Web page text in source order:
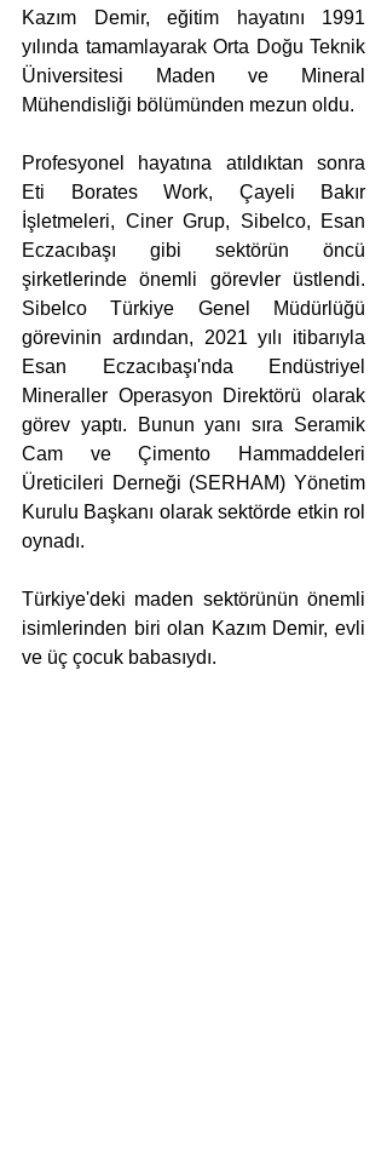
Kazım Demir, eğitim hayatını 1991
yılında tamamlayarak Orta Doğu Teknik
Üniversitesi Maden ve Mineral
Mühendisliği bölümünden mezun oldu.
Profesyonel hayatına atıldıktan sonra
Eti Borates Work, Çayeli Bakır
İşletmeleri, Ciner Grup, Sibelco, Esan
Eczacıbaşı gibi sektörün öncü
şirketlerinde önemli görevler üstlendi.
Sibelco Türkiye Genel Müdürlüğü
görevinin ardından, 2021 yılı itibarıyla
Esan Eczacıbaşı'nda Endüstriyel
Mineraller Operasyon Direktörü olarak
görev yaptı. Bunun yanı sıra Seramik
Cam ve Çimento Hammaddeleri
Üreticileri Derneği (SERHAM) Yönetim
Kurulu Başkanı olarak sektörde etkin rol
oynadı.
Türkiye'deki maden sektörünün önemli
isimlerinden biri olan Kazım Demir, evli
ve üç çocuk babasıydı.